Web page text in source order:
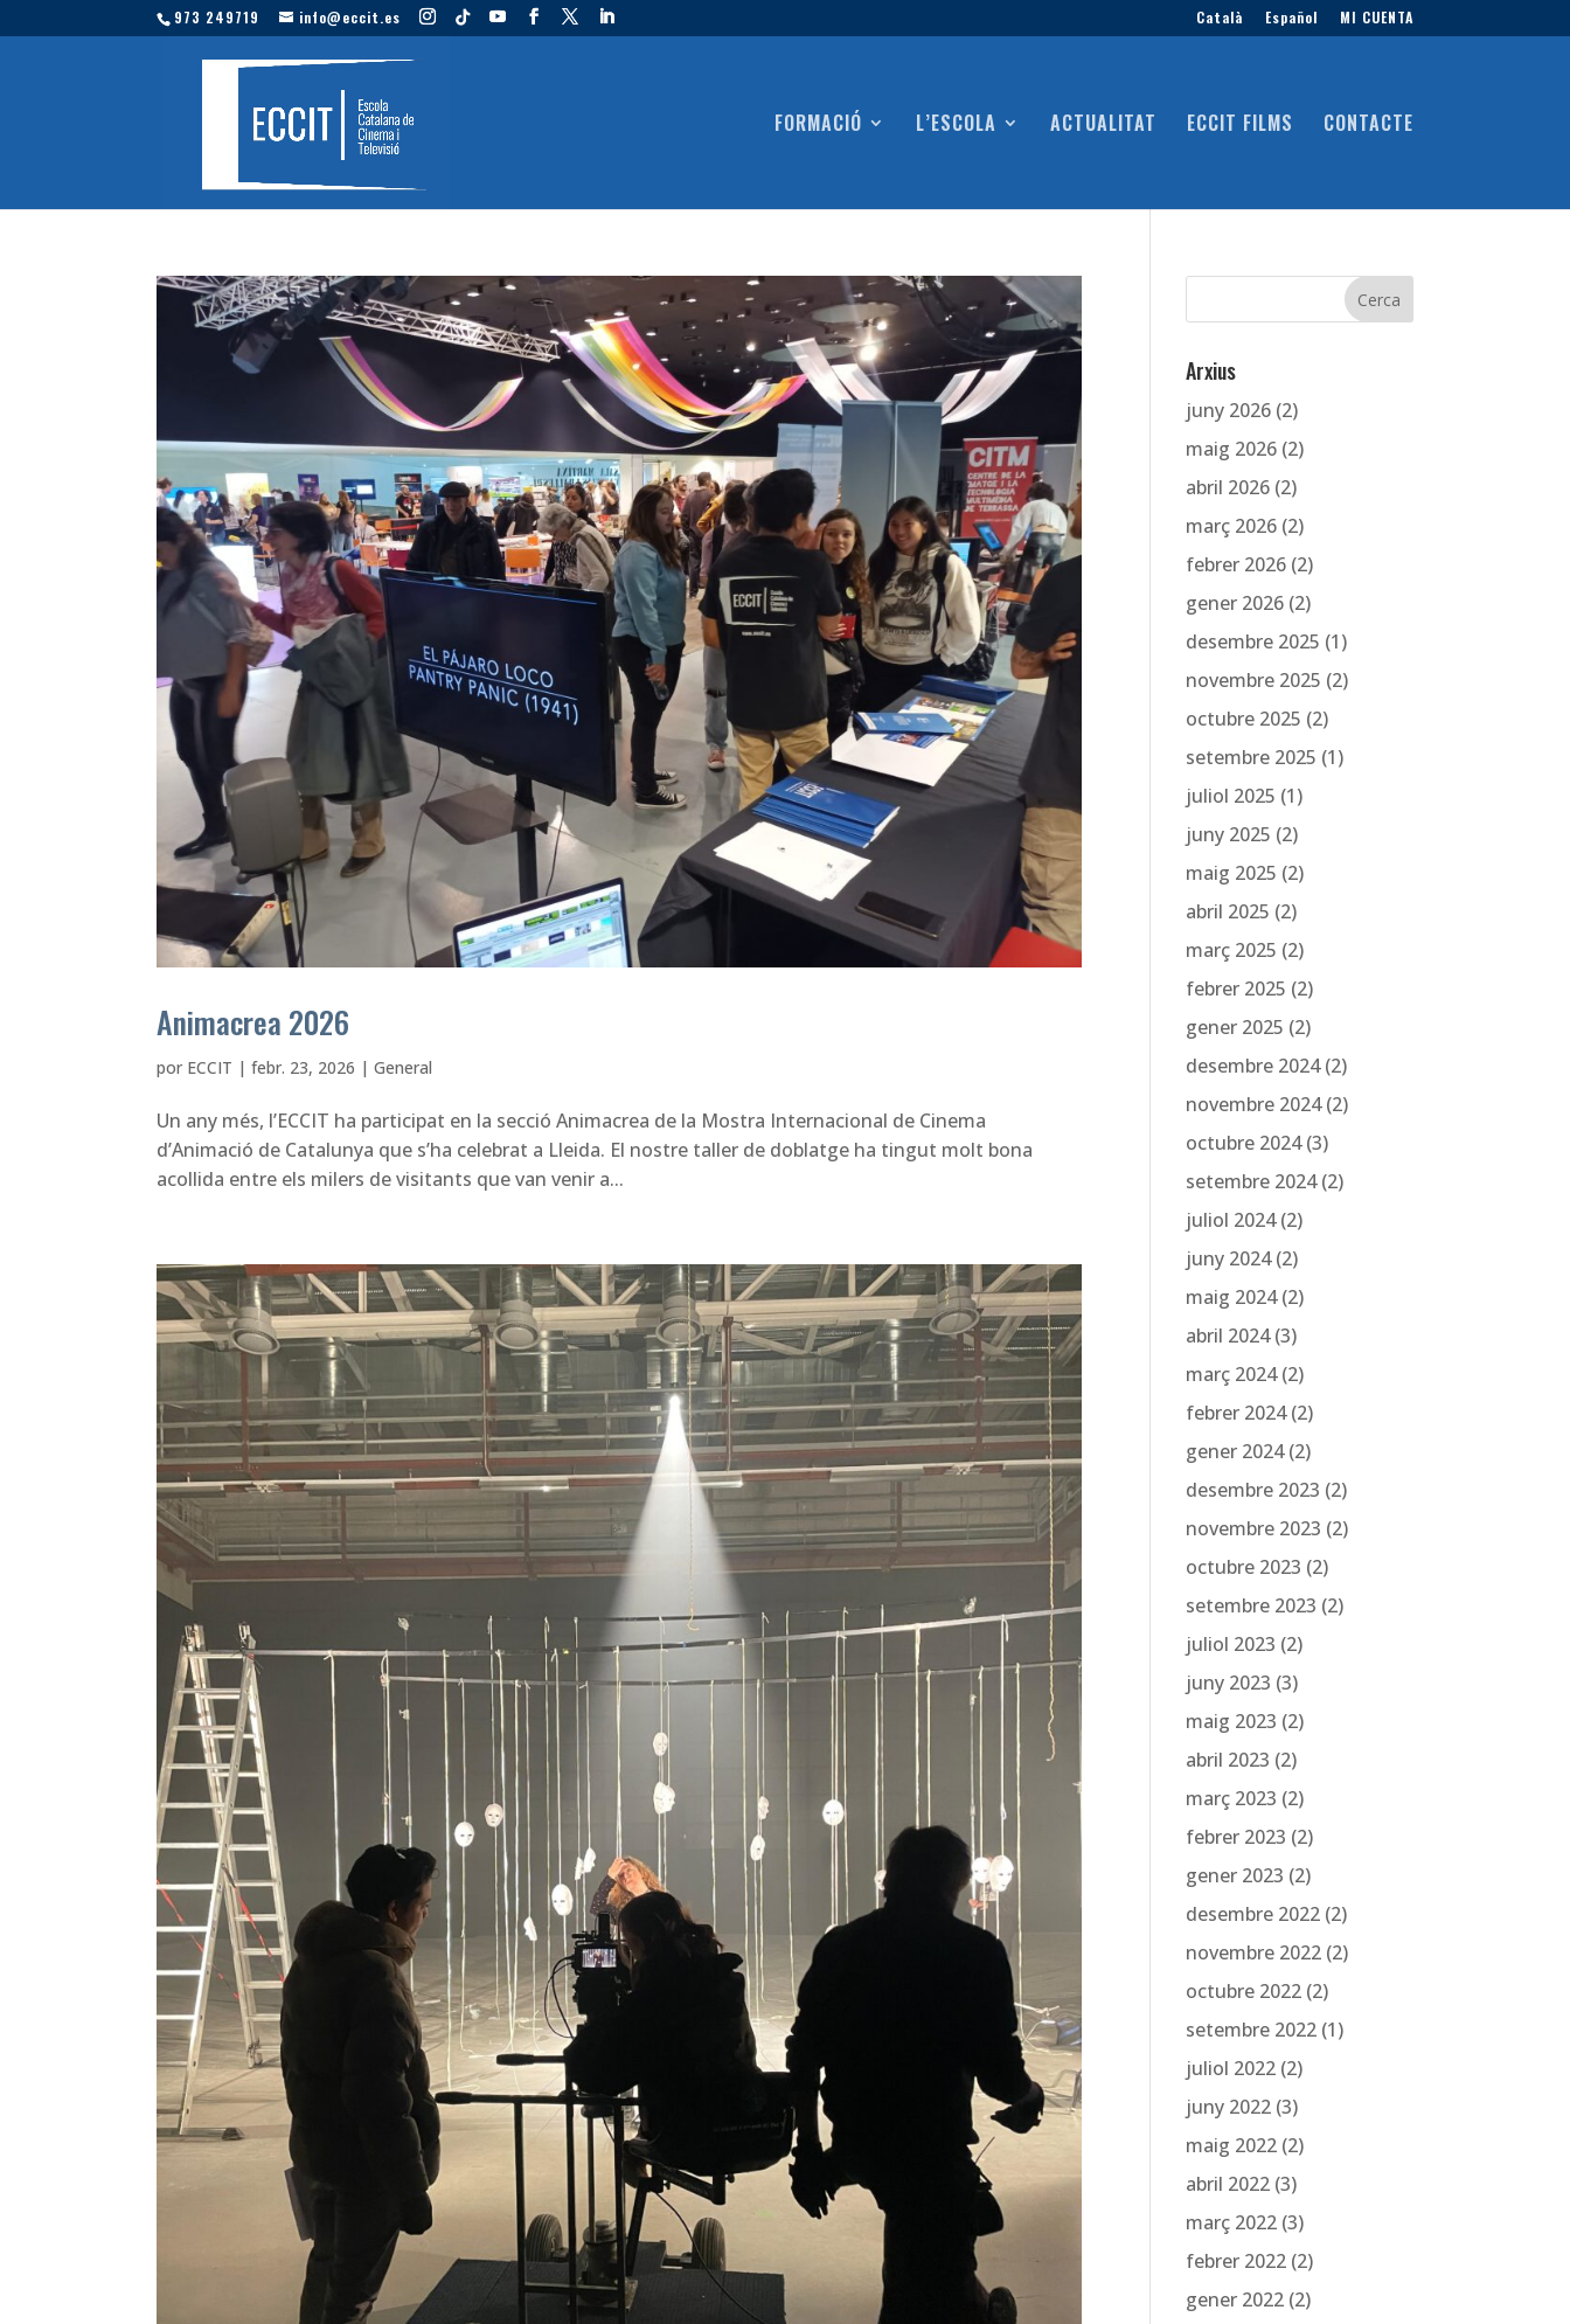
973 249719 info@eccit.es Català Español MI CUENTA
FORMACIÓ L’ESCOLA ACTUALITAT ECCIT FILMS CONTACTE
Animacrea 2026
por ECCIT |febr. 23, 2026 |General
Un any més, l’ECCIT ha participat en la secció Animacrea de la Mostra Internacional de Cinema
d’Animació de Catalunya que s’ha celebrat a Lleida. El nostre taller de doblatge ha tingut molt bona
acollida entre els milers de visitants que van venir a...
Arxius
juny 2026 (2)
maig 2026 (2)
abril 2026 (2)
març 2026 (2)
febrer 2026 (2)
gener 2026 (2)
desembre 2025 (1)
novembre 2025 (2)
octubre 2025 (2)
setembre 2025 (1)
juliol 2025 (1)
juny 2025 (2)
maig 2025 (2)
abril 2025 (2)
març 2025 (2)
febrer 2025 (2)
gener 2025 (2)
desembre 2024(2)
novembre 2024(2)
octubre 2024(3)
setembre 2024(2)
juliol 2024(2)
juny 2024(2)
maig 2024(2)
abril 2024(3)
març 2024(2)
febrer 2024(2)
gener 2024(2)
desembre 2023 (2)
novembre 2023 (2)
octubre 2023 (2)
setembre 2023 (2)
juliol 2023 (2)
juny 2023 (3)
maig 2023 (2)
abril 2023 (2)
març 2023 (2)
febrer 2023 (2)
gener 2023 (2)
desembre 2022 (2)
novembre 2022 (2)
octubre 2022 (2)
setembre 2022 (1)
juliol 2022 (2)
juny 2022 (3)
maig 2022 (2)
abril 2022 (3)
març 2022 (3)
febrer 2022 (2)
gener 2022 (2)